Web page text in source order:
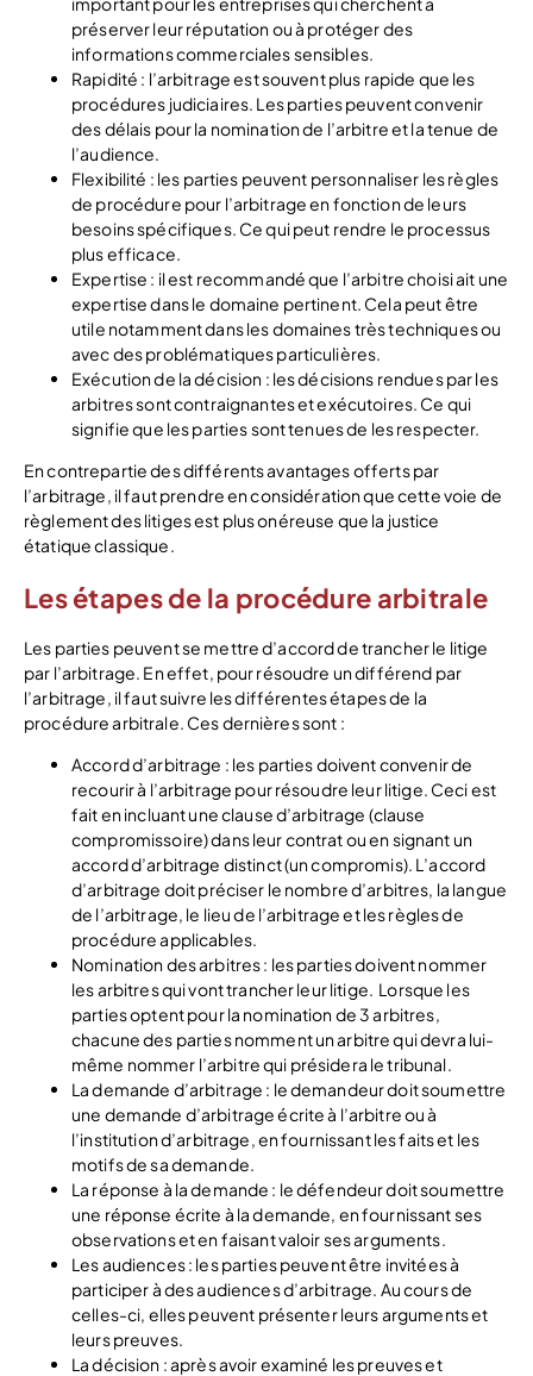
préserver leur réputation ou à protéger des
informations commerciales sensibles.
Rapidité : l’arbitrage est souvent plus rapide que les
procédures judiciaires. Les parties peuvent convenir
des délais pour la nomination de l’arbitre et la tenue de
l’audience.
Flexibilité : les parties peuvent personnaliser les règles
de procédure pour l’arbitrage en fonction de leurs
besoins spécifiques. Ce qui peut rendre le processus
plus efficace.
Expertise : il est recommandé que l’arbitre choisi ait une
expertise dans le domaine pertinent. Cela peut être
utile notamment dans les domaines très techniques ou
avec des problématiques particulières.
Exécution de la décision : les décisions rendues par les
arbitres sont contraignantes et exécutoires. Ce qui
signifie que les parties sont tenues de les respecter.
En contrepartie des différents avantages offerts par
l’arbitrage, il faut prendre en considération que cette voie de
règlement des litiges est plus onéreuse que la justice
étatique classique.
Les étapes de la procédure arbitrale
Les parties peuvent se mettre d’accord de trancher le litige
par l’arbitrage. En effet, pour résoudre un différend par
l’arbitrage, il faut suivre les différentes étapes de la
procédure arbitrale. Ces dernières sont :
Accord d’arbitrage : les parties doivent convenir de
recourir à l’arbitrage pour résoudre leur litige. Ceci est
fait en incluant une clause d’arbitrage (clause
compromissoire) dans leur contrat ou en signant un
accord d’arbitrage distinct (un compromis). L’accord
d’arbitrage doit préciser le nombre d’arbitres, la langue
de l’arbitrage, le lieu de l’arbitrage et les règles de
procédure applicables.
Nomination des arbitres : les parties doivent nommer
les arbitres qui vont trancher leur litige. Lorsque les
parties optent pour la nomination de 3 arbitres,
chacune des parties nomment un arbitre qui devra lui-
même nommer l’arbitre qui présidera le tribunal.
La demande d’arbitrage : le demandeur doit soumettre
une demande d’arbitrage écrite à l’arbitre ou à
l’institution d’arbitrage, en fournissant les faits et les
motifs de sa demande.
La réponse à la demande : le défendeur doit soumettre
une réponse écrite à la demande, en fournissant ses
observations et en faisant valoir ses arguments.
Les audiences : les parties peuvent être invitées à
participer à des audiences d’arbitrage. Au cours de
celles-ci, elles peuvent présenter leurs arguments et
leurs preuves.
La décision : après avoir examiné les preuves et